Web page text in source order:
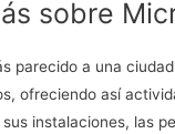
sobre
parecido a una
ofreciendo así
instalaciones, las